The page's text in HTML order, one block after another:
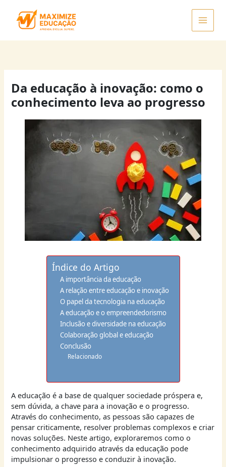
Da educação à inovação: como o
conhecimento leva ao progresso
Índice do Artigo
A importância da educação
A relação entre educação e inovação
O papel da tecnologia na educação
A educação e o empreendedorismo
Inclusão e diversidade na educação
Colaboração global e educação
Conclusão
Relacionado
A educação é a base de qualquer sociedade próspera e,
sem dúvida, a chave para a inovação e o progresso.
Através do conhecimento, as pessoas são capazes de
pensar criticamente, resolver problemas complexos e criar
novas soluções. Neste artigo, exploraremos como o
conhecimento adquirido através da educação pode
impulsionar o progresso e conduzir à inovação.